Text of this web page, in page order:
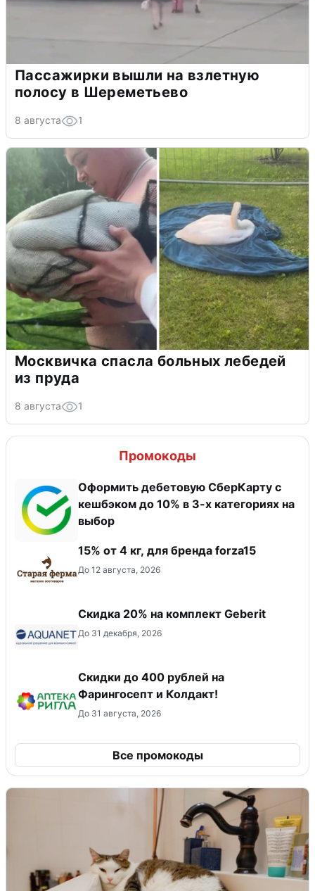
Пассажирки вышли на взлетную
полосу в Шереметьево
8 августа 1
Москвичка спасла больных лебедей
из пруда
8 августа 1
Промокоды
Оформить дебетовую СберКарту с
кешбэком до 10% в 3-х категориях на
выбор
15% от 4 кг, для бренда forza15
До 12 августа, 2026
Скидка 20% на комплект Geberit
До 31 декабря, 2026
Скидки до 400 рублей на
Фарингосепт и Колдакт!
До 31 августа, 2026
Все промокоды